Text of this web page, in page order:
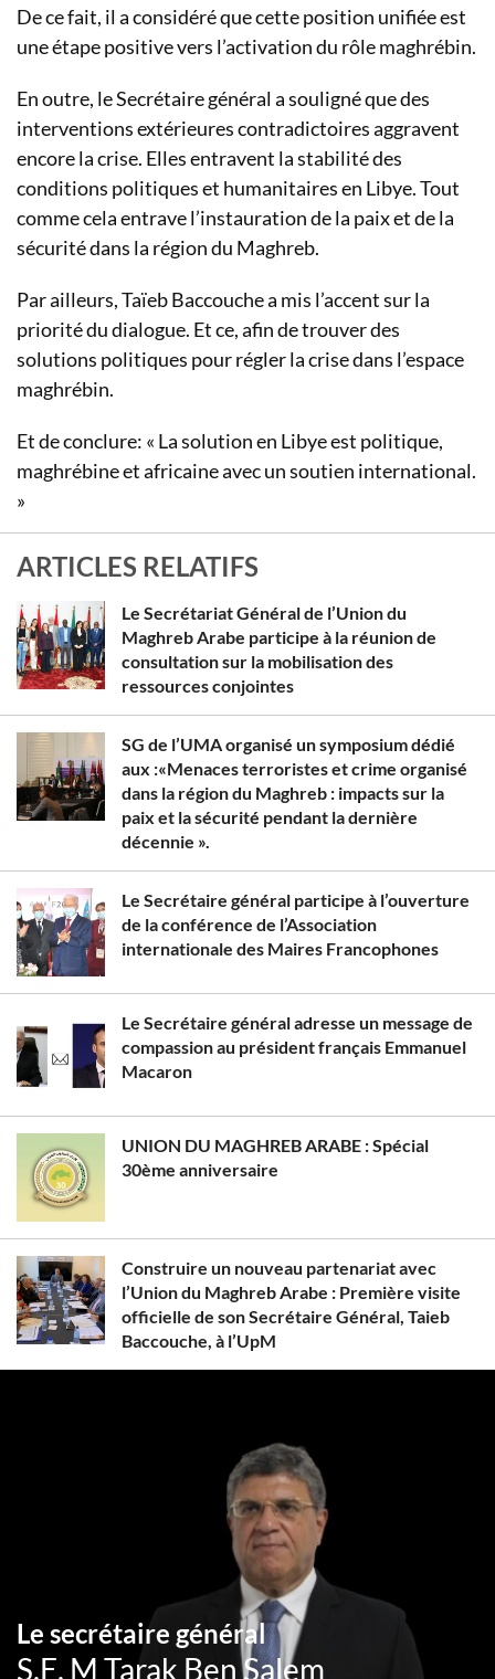
De ce fait, il a considéré que cette position unifiée est
une étape positive vers l’activation du rôle maghrébin.
En outre, le Secrétaire général a souligné que des
interventions extérieures contradictoires aggravent
encore la crise. Elles entravent la stabilité des
conditions politiques et humanitaires en Libye. Tout
comme cela entrave l’instauration de la paix et de la
sécurité dans la région du Maghreb.
Par ailleurs, Taïeb Baccouche a mis l’accent sur la
priorité du dialogue. Et ce, afin de trouver des
solutions politiques pour régler la crise dans l’espace
maghrébin.
Et de conclure: « La solution en Libye est politique,
maghrébine et africaine avec un soutien international.
»
ARTICLES RELATIFS
Le Secrétariat Général de l’Union du
Maghreb Arabe participe à la réunion de
consultation sur la mobilisation des
ressources conjointes
SG de l’UMA organisé un symposium dédié
aux :«Menaces terroristes et crime organisé
dans la région du Maghreb : impacts sur la
paix et la sécurité pendant la dernière
décennie ».
Le Secrétaire général participe à l’ouverture
de la conférence de l’Association
internationale des Maires Francophones
Le Secrétaire général adresse un message de
compassion au président français Emmanuel
Macaron
UNION DU MAGHREB ARABE : Spécial
30ème anniversaire
Construire un nouveau partenariat avec
l’Union du Maghreb Arabe : Première visite
officielle de son Secrétaire Général, Taieb
Baccouche, à l’UpM
Le secrétaire général
S.E. M Tarak Ben Salem